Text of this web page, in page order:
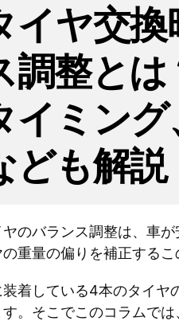
イヤ交
調整と
イミン
ども解説
ヤのバランス調整は、車
の重量の偏りを補正する
着している4本のタイヤ
す。そこでこのコラムで